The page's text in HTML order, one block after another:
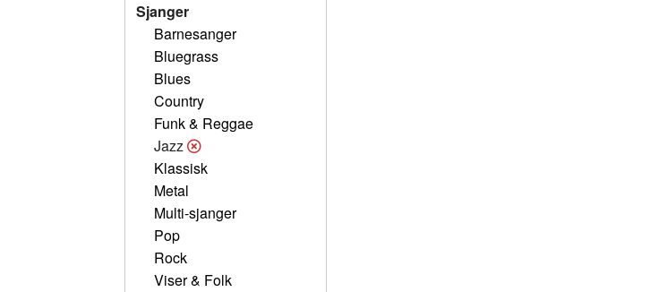
Sjanger
Barnesanger
Bluegrass
Blues
Country
Funk & Reggae
Jazz
Klassisk
Metal
Multi-sjanger
Pop
Rock
Viser & Folk